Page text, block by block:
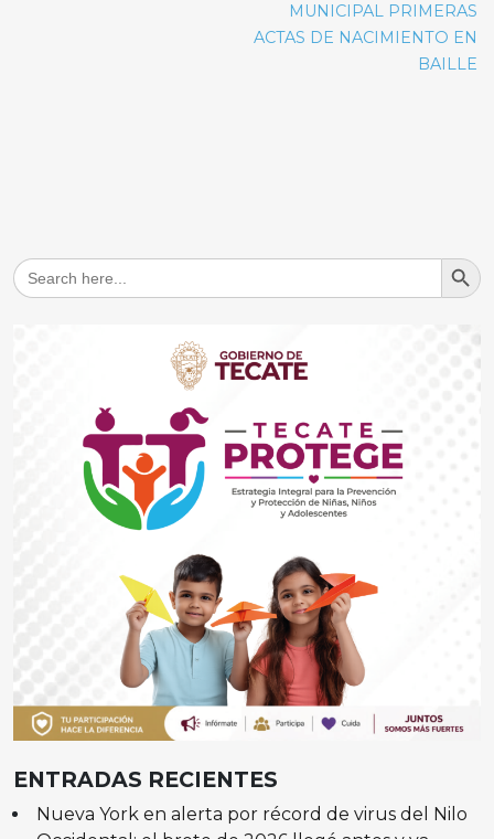
MUNICIPAL PRIMERAS
ACTAS DE NACIMIENTO EN
BAILLE
Search
for:
Search
ENTRADAS RECIENTES
Nueva York en alerta por récord de virus del Nilo